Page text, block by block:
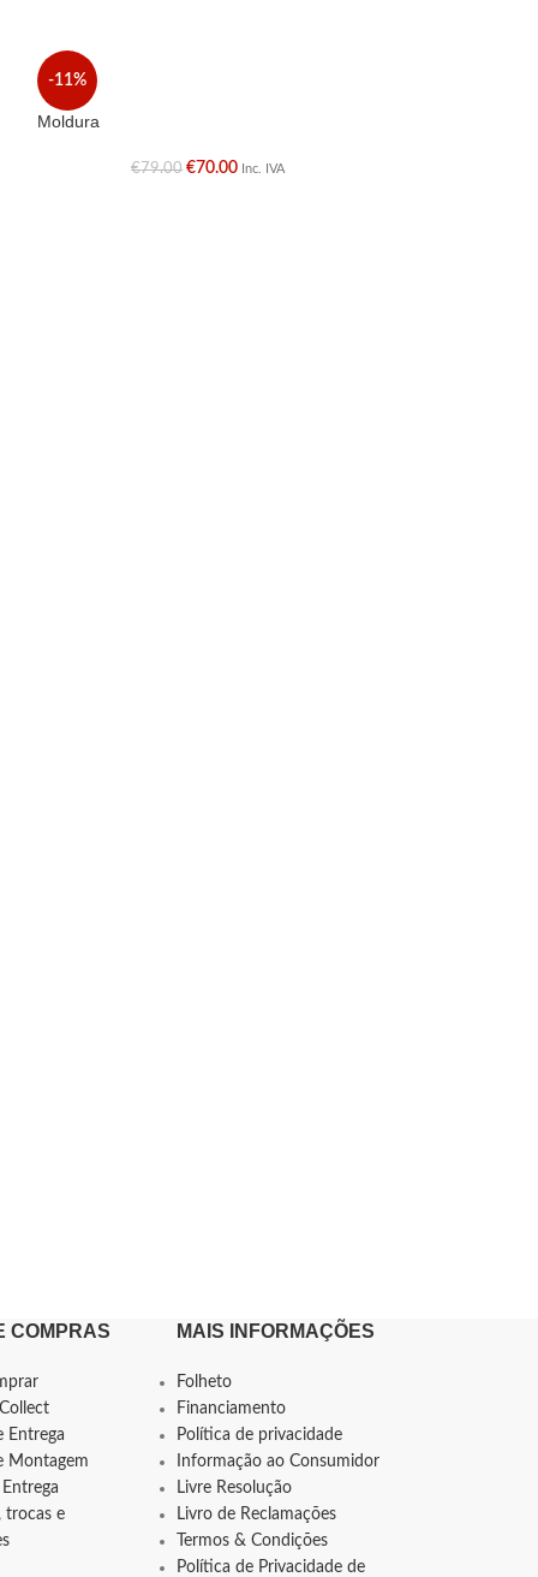
-11%
Moldura
€79.00 €70.00 Inc. IVA
COMPRAS
Entrega
Montagem
trocas e
MAIS INFORMAÇÕES
Folheto
Financiamento
Política de privacidade
Informação ao Consumidor
Livre Resolução
Livro de Reclamações
Termos & Condições
Política de Privacidade de